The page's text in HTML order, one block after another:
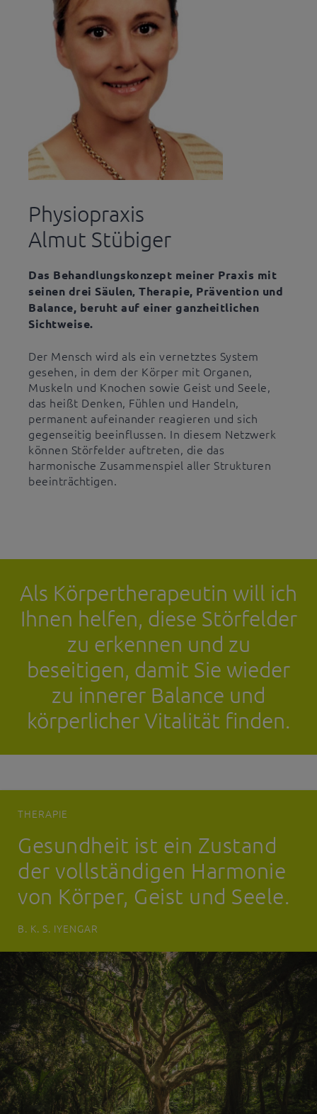
Physiopraxis
Almut Stübiger
Das Behandlungskonzept meiner Praxis mit
seinen drei Säulen‚ Therapie, Prävention und
Balance, beruht auf einer ganzheitlichen
Sichtweise.
Der Mensch wird als ein vernetztes System
gesehen, in dem der Körper mit Organen,
Muskeln und Knochen sowie Geist und Seele,
das heißt Denken, Fühlen und Handeln,
permanent aufeinander reagieren und sich
gegenseitig beeinflussen. In diesem Netzwerk
können Störfelder auftreten, die das
harmonische Zusammenspiel aller Strukturen
beeinträchtigen.
Als Körpertherapeutin will ich
Ihnen helfen, diese Störfelder
zu erkennen und zu
beseitigen, damit Sie wieder
zu innerer Balance und
körperlicher Vitalität finden.
THERAPIE
Gesundheit ist ein Zustand
der vollständigen Harmonie
von Körper, Geist und Seele.
B. K. S. IYENGAR